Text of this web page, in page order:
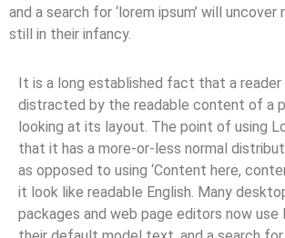
and a search for ‘lorem ipsum’ will
still in their infancy.
It is a long established fact that a reader
distracted by the readable content of a
looking at its layout. The point of using
that it has a more-or-less normal
as opposed to using ‘Content here,
it look like readable English. Many
packages and web page editors now use